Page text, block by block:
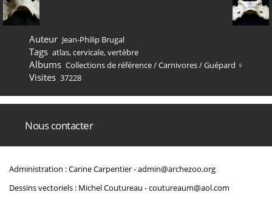
Auteur Jean-Philip Brugal
Tags atlas,cervicale,vertèbre
Albums Collections de référence/Carnivores/Guépard ♀
Visites 37228
Nous contacter
Administration : Carine Carpentier -admin@archezoo.org
Dessins vectoriels : Michel Coutureau -coutureaum@aol.com